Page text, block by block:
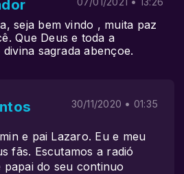
seja bem vindo , muita paz
Que Deus e toda a
sagrada abençoe.
30/11/2020 • 01:35
e pai Lazaro. Eu e meu
fãs. Escutamos a radió
papai do seu continuo